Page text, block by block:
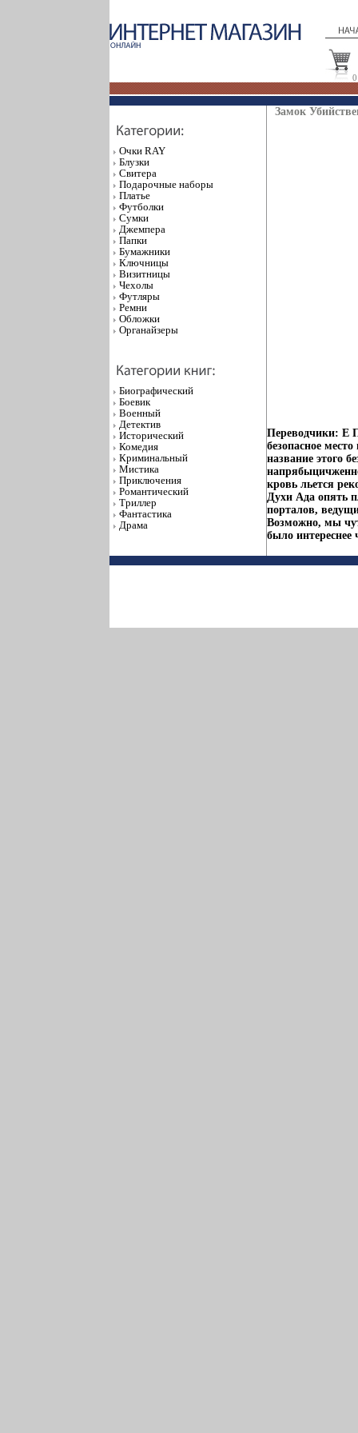
0
Очки RAY
Блузки
Свитера
Подарочные наборы
Платье
Футболки
Сумки
Джемпера
Папки
Бумажники
Ключницы
Визитницы
Чехолы
Футляры
Ремни
Обложки
Органайзеры
Биографический
Боевик
Военный
Детектив
Исторический
Комедия
Криминальный
Мистика
Приключения
Романтический
Триллер
Фантастика
Драма
Замок
Переводчики: Е
безопасное
название этого
кровь льется
Духи Ада опять
порталов,
Возможно, мы
было